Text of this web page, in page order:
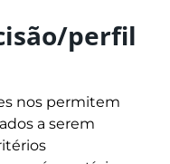
perfil
nos permitem
a serem